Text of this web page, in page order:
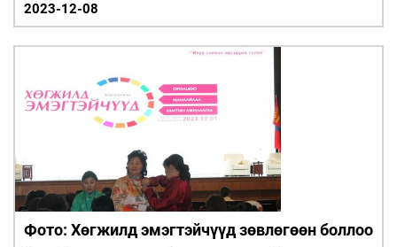
2023-12-08
Фото: Хөгжилд эмэгтэйчүүд зөвлөгөөн боллоо